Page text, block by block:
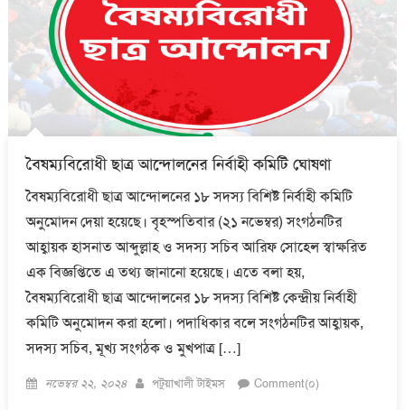
বৈষম্যবিরোধী ছাত্র আন্দোলনের নির্বাহী কমিটি ঘোষণা
বৈষম্যবিরোধী ছাত্র আন্দোলনের ১৮ সদস্য বিশিষ্ট নির্বাহী কমিটি
অনুমোদন দেয়া হয়েছে। বৃহস্পতিবার (২১ নভেম্বর) সংগঠনটির
আহ্বায়ক হাসনাত আব্দুল্লাহ ও সদস্য সচিব আরিফ সোহেল স্বাক্ষরিত
এক বিজ্ঞপ্তিতে এ তথ্য জানানো হয়েছে। এতে বলা হয়,
বৈষম্যবিরোধী ছাত্র আন্দোলনের ১৮ সদস্য বিশিষ্ট কেন্দ্রীয় নির্বাহী
কমিটি অনুমোদন করা হলো। পদাধিকার বলে সংগঠনটির আহ্বায়ক,
সদস্য সচিব, মূখ্য সংগঠক ও মুখপাত্র […]
Posted
নভেম্বর ২২, ২০২৪ Author
পটুয়াখালী টাইমস Comment(০)